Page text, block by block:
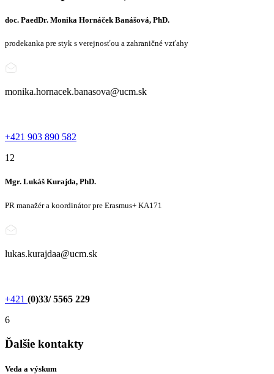
doc. PaedDr. Monika Hornáček Banášová, PhD.
prodekanka pre styk s verejnosťou a zahraničné vzťahy
monika.hornacek.banasova@ucm.sk
+421 903 890 582
12
Mgr. Lukáš Kurajda, PhD.
PR manažér a koordinátor pre Erasmus+ KA171
lukas.kurajdaa@ucm.sk
+421 (0)33/ 5565 229
6
Ďalšie kontakty
Veda a výskum